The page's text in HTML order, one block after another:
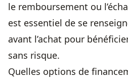
le remboursement ou
est essentiel de se
avant l’achat pour
sans risque.
Quelles options de